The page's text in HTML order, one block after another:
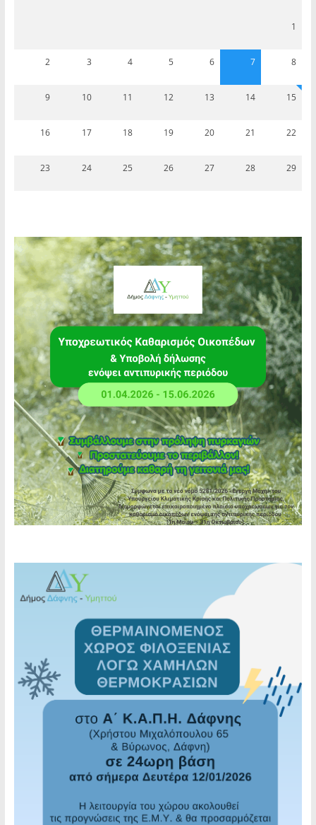
1
2 3 4 5 6 7 8
9 10 11 12 13 14 15
16 17 18 19 20 21 22
23 24 25 26 27 28 29